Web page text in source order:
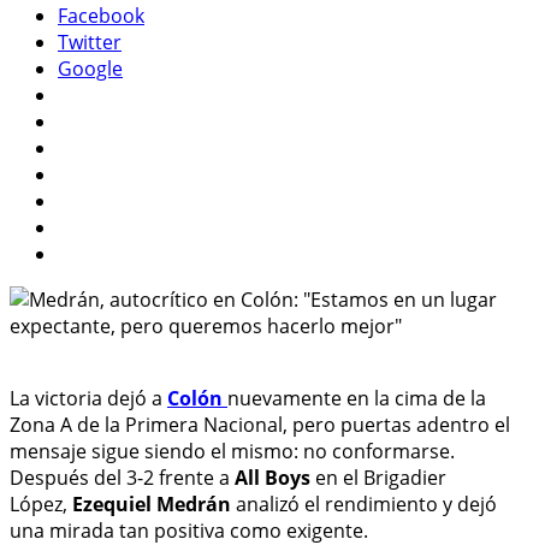
Facebook
Twitter
Google
La victoria dejó a Colón nuevamente en la cima de la
Zona A de la Primera Nacional, pero puertas adentro el
mensaje sigue siendo el mismo: no conformarse.
Después del 3-2 frente a All Boys en el Brigadier
López, Ezequiel Medrán analizó el rendimiento y dejó
una mirada tan positiva como exigente.